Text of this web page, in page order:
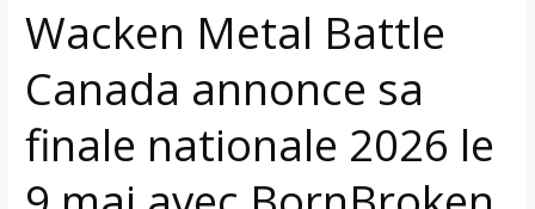
Wacken Metal Battle
Canada annonce sa
finale nationale 2026 le
mai
BornBroken
Gravearth
(ON),